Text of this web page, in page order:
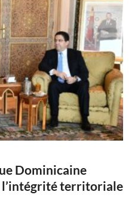
Dominicaine
l’intégrité territoriale